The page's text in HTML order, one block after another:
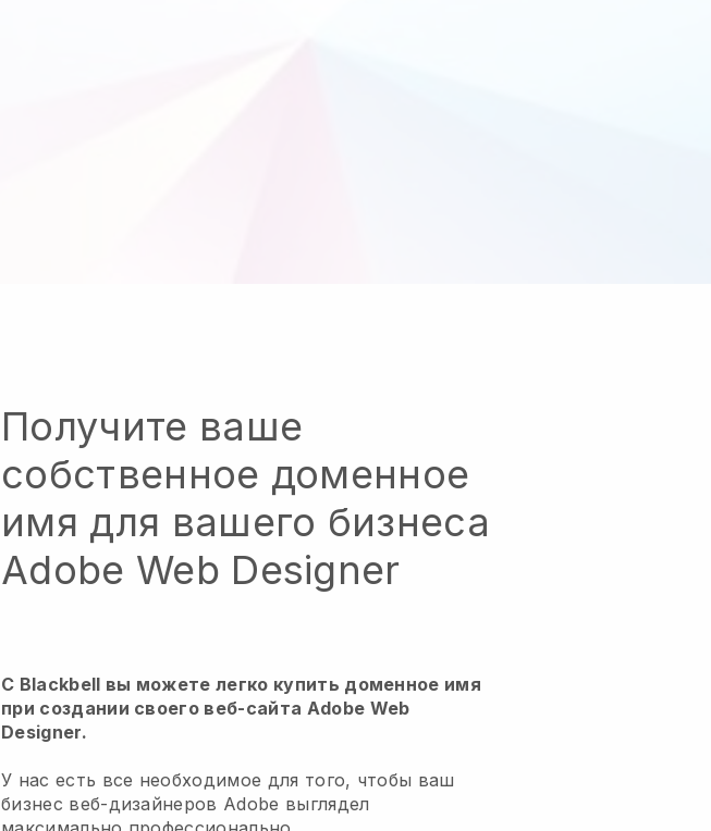
Получите ваше
собственное доменное
имя для вашего бизнеса
Adobe Web Designer
С Blackbell вы можете легко купить доменное имя
при создании своего веб-сайта Adobe Web
Designer.
У нас есть все необходимое для того, чтобы ваш
бизнес веб-дизайнеров Adobe выглядел